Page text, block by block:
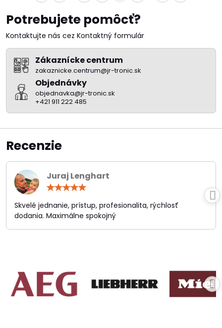
Potrebujete pomôcť?
Kontaktujte nás cez Kontaktný formulár
Zákaznícke centrum
zakaznicke.centrum@jr-tronic.sk
Objednávky
objednavka@jr-tronic.sk
+421 911 222 485
Recenzie
Juraj Lenghart
/
5
Skvelé jednanie, prístup, profesionalita, rýchlosť
dodania. Maximálne spokojný